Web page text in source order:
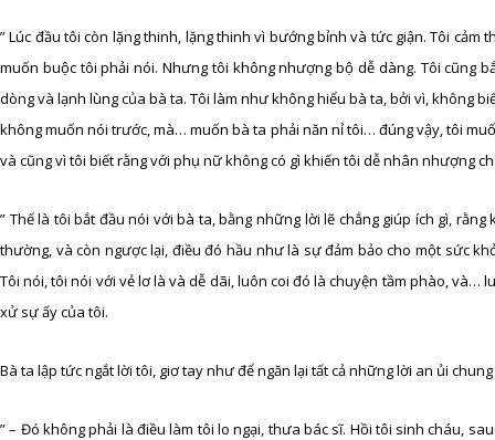
” Lúc đầu tôi còn lặng thinh, lặng thinh vì bướng bỉnh và tức giận. Tôi
muốn buộc tôi phải nói. Nhưng tôi không nhượng bộ dễ dàng. Tôi
dòng và lạnh lùng của bà ta. Tôi làm như không hiểu bà ta, bởi vì, không
không muốn nói trước, mà… muốn bà ta phải năn nỉ tôi… đúng vậy, tôi
và cũng vì tôi biết rằng với phụ nữ không có gì khiến tôi dễ nhân nhượng
” Thế là tôi bắt đầu nói với bà ta, bằng những lời lẽ chẳng giúp ích gì,
thường, và còn ngược lại, điều đó hầu như là sự đảm bảo cho một sức
Tôi nói, tôi nói với vẻ lơ là và dễ dãi, luôn coi đó là chuyện tầm phào, và…
xử sự ấy của tôi.
Bà ta lập tức ngắt lời tôi, giơ tay như để ngăn lại tất cả những lời an ủi
” – Đó không phải là điều làm tôi lo ngại, thưa bác sĩ. Hồi tôi sinh cháu,